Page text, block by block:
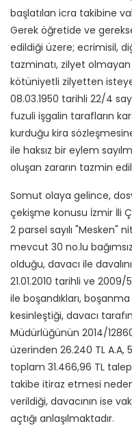
başlatılan icra takibine
Gerek öğretide ve
edildiği üzere; ecrimisil,
tazminatı, zilyet
kötüniyetli zilyetten
08.03.1950 tarihli 22/4
fuzuli işgalin tarafların
kurduğu kira
ile haksız bir eylem
oluşan zararın tazmin
Somut olaya gelince,
çekişme konusu İzmir İli
2 parsel sayılı "Mesken"
mevcut 30 no.lu
olduğu, davacı ile
21.01.2010 tarihli ve 2009/
ile boşandıkları,
kesinleştiği, davacı
Müdürlüğünün 2014/
üzerinden 26.240 TL A.A,
toplam 31.466,96 TL
takibe itiraz etmesi
verildiği, davacının ise
açtığı anlaşılmaktadır.